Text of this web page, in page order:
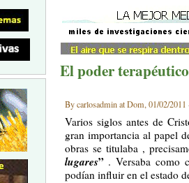
El poder
By carlosadmin at Dom, 01/02/2011
Varios siglos antes de
gran importancia al papel
obras se titulaba ,
lugares” . Versaba como
podían influir en el estado